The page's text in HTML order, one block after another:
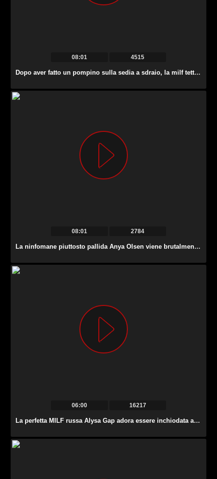
08:01 4515
Dopo aver fatto un pompino sulla sedia a sdraio, la milf tettona Alexis Fawx viene scopata da dietro.
08:01 2784
La ninfomane piuttosto pallida Anya Olsen viene brutalmente scopata alla pecorina da BF acceso.
06:00 16217
La perfetta MILF russa Alysa Gap adora essere inchiodata alla pecorina.